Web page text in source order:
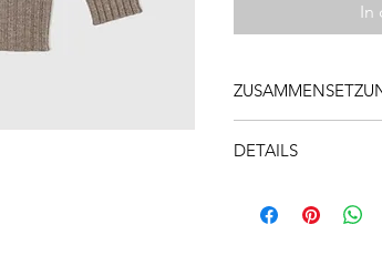
In
Mit 30°C waschen,
DETAILS